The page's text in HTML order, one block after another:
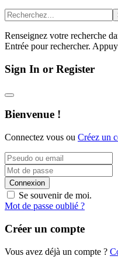
Renseignez votre recherche
Entrée pour rechercher.
Sign In or Register
Bienvenue !
Connectez vous ou Créez un
Connexion
Se souvenir de moi.
Mot de passe oublié ?
Créer un compte
Vous avez déjà un compte ?